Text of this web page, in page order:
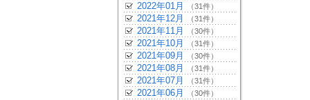
2022年01月 （31件）
2021年12月 （31件）
2021年11月 （30件）
2021年10月 （31件）
2021年09月 （30件）
2021年08月 （31件）
2021年07月 （31件）
2021年06月 （30件）